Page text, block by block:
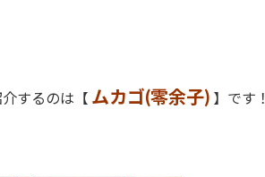
するのは【 ムカゴ(零余子) 】です！